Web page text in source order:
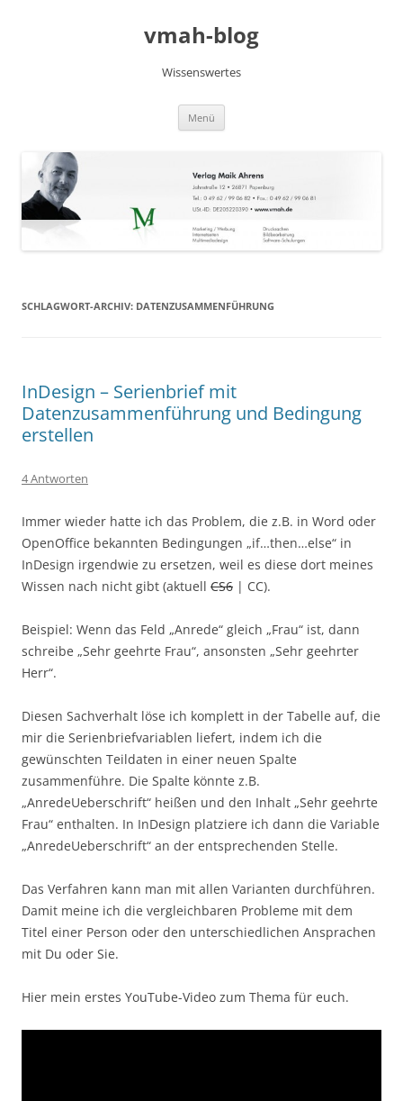
vmah-blog
Wissenswertes
Menü
SCHLAGWORT-ARCHIV: DATENZUSAMMENFÜHRUNG
InDesign – Serienbrief mit
Datenzusammenführung und Bedingung
erstellen
4 Antworten
Immer wieder hatte ich das Problem, die z.B. in Word oder
OpenOffice bekannten Bedingungen „if…then…else“ in
InDesign irgendwie zu ersetzen, weil es diese dort meines
Wissen nach nicht gibt (aktuell CS6 | CC).
Beispiel: Wenn das Feld „Anrede“ gleich „Frau“ ist, dann
schreibe „Sehr geehrte Frau“, ansonsten „Sehr geehrter
Herr“.
Diesen Sachverhalt löse ich komplett in der Tabelle auf, die
mir die Serienbriefvariablen liefert, indem ich die
gewünschten Teildaten in einer neuen Spalte
zusammenführe. Die Spalte könnte z.B.
„AnredeUeberschrift“ heißen und den Inhalt „Sehr geehrte
Frau“ enthalten. In InDesign platziere ich dann die Variable
„AnredeUeberschrift“ an der entsprechenden Stelle.
Das Verfahren kann man mit allen Varianten durchführen.
Damit meine ich die vergleichbaren Probleme mit dem
Titel einer Person oder den unterschiedlichen Ansprachen
mit Du oder Sie.
Hier mein erstes YouTube-Video zum Thema für euch.